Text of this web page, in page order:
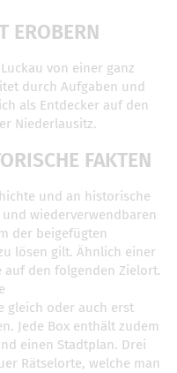
EROBERN
von einer ganz
durch Aufgaben und
als Entdecker auf den
Niederlausitz.
FAKTEN
und an historische
wiederverwendbaren
der beigefügten
lösen gilt. Ähnlich einer
auf den folgenden Zielort.
gleich oder auch erst
Jede Box enthält zudem
einen Stadtplan. Drei
Rätselorte, welche man